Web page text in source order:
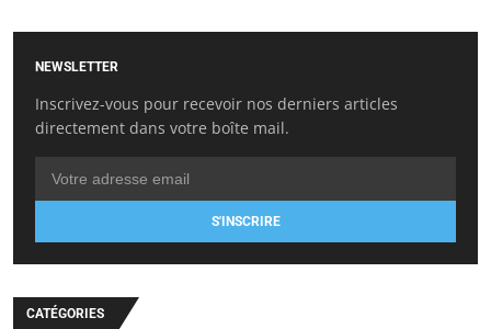
NEWSLETTER
Inscrivez-vous pour recevoir nos derniers articles
directement dans votre boîte mail.
S'INSCRIRE
CATÉGORIES